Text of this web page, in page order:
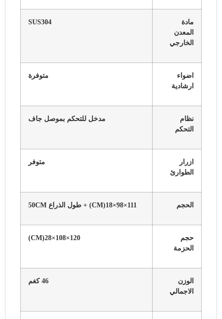
مادة
المعدن
الخارجي
SUS304
اضواء
ارشادية
متوفرة
نظام
التحكم
مدخل للتحكم بموصل جاف
ازرار
الطوارئ
متوفر
الحجم 111×98×18(CM) + طول الذراع 50CM
حجم
الحزمة
120×108×28(CM)
الوزن
الاجمالي
46 كغم